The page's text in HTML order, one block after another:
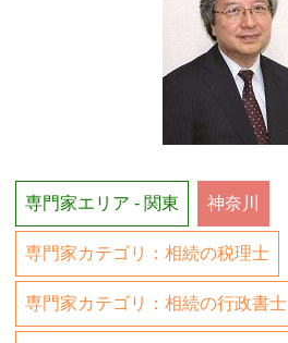
専門家エリア - 関東 神奈川
専門家カテゴリ：相続の税理士
専門家カテゴリ：相続の行政書士